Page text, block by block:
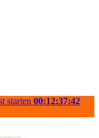
starten 00:12:37:42